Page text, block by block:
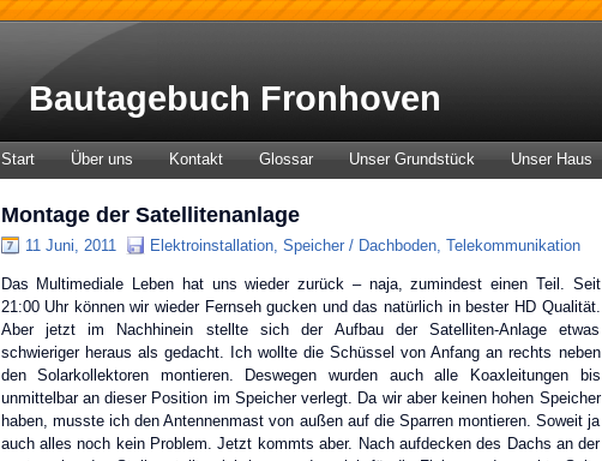
Bautagebuch Fronhoven
Start Über uns Kontakt Glossar Unser Grundstück Unser Haus
Montage der Satellitenanlage
11 Juni, 2011 Elektroinstallation, Speicher / Dachboden, Telekommunikation
Das Multimediale Leben hat uns wieder zurück – naja, zumindest einen Teil. Seit
21:00 Uhr können wir wieder Fernseh gucken und das natürlich in bester HD Qualität.
Aber jetzt im Nachhinein stellte sich der Aufbau der Satelliten-Anlage etwas
schwieriger heraus als gedacht. Ich wollte die Schüssel von Anfang an rechts neben
den Solarkollektoren montieren. Deswegen wurden auch alle Koaxleitungen bis
unmittelbar an dieser Position im Speicher verlegt. Da wir aber keinen hohen Speicher
haben, musste ich den Antennenmast von außen auf die Sparren montieren. Soweit ja
auch alles noch kein Problem. Jetzt kommts aber. Nach aufdecken des Dachs an der